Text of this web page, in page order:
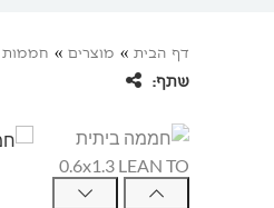
דף הבית » מוצרים » חממות
שתף: